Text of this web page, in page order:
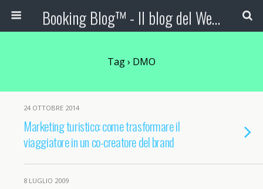
Booking Blog™ - Il blog del Web Marketing Turistico
Tag › DMO
24 OTTOBRE 2014
Marketing turistico: come trasformare il
viaggiatore in un co-creatore del brand
8 LUGLIO 2009